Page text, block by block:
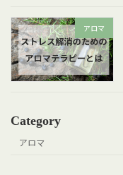
アロマ
Category
アロマ